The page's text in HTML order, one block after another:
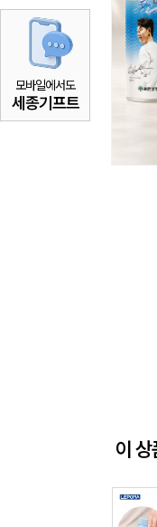
모바일에서도
세종기프트
이